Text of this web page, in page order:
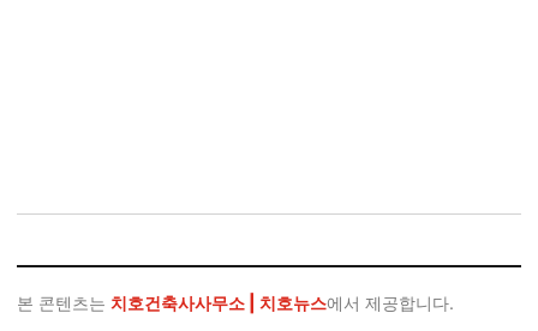
본 콘텐츠는 치호건축사사무소 | 치호뉴스에서 제공합니다.